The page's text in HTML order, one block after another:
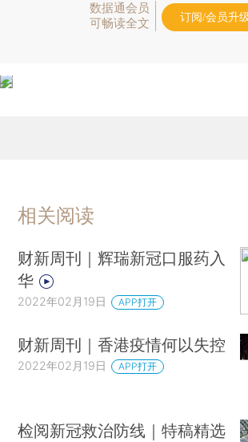
数据通会员
可畅读全文
订阅/会员升
相关阅读
财新周刊｜辉瑞新冠口服药入
华
2022年02月19日 APP打开
财新周刊｜香港疫情何以失控
2022年02月19日 APP打开
检阅新冠救治防线｜特稿精选